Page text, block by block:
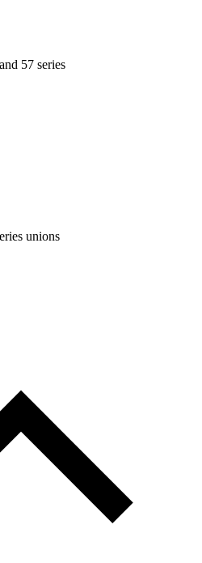
57 series
unions